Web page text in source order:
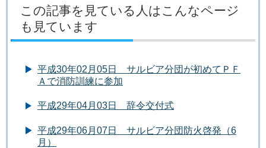
この記事を見ている人はこんなページ
も見ています
平成30年02月05日 サルビア分団が初めてＰＦ
Ａで消防訓練に参加
平成29年04月03日 辞令交付式
平成29年06月07日 サルビア分団防火啓発（6
月）